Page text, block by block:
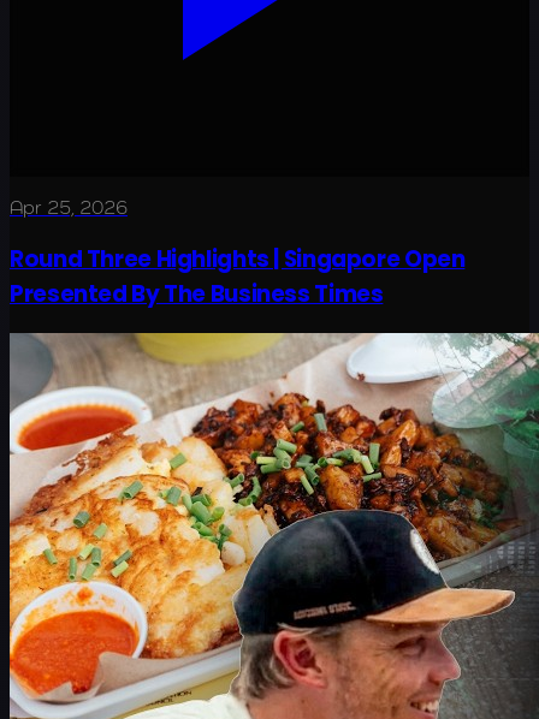
Apr 25, 2026
Round Three Highlights | Singapore Open
Presented By The Business Times